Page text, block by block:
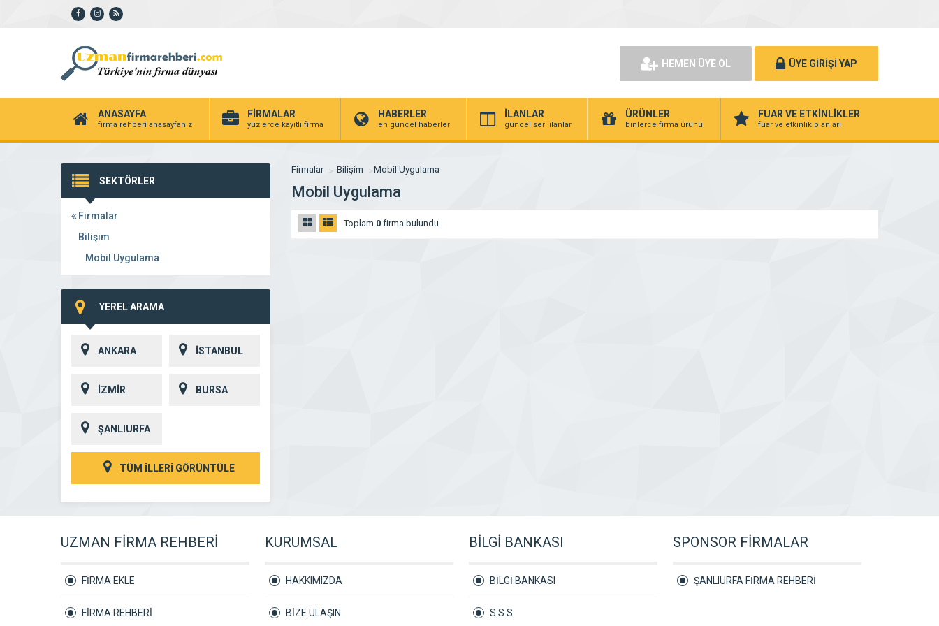
HEMEN ÜYE OL ÜYE GİRİŞİ YAP
ANASAYFA
firma rehberi anasayfanız
FİRMALAR
yüzlerce kayıtlı firma
HABERLER
en güncel haberler
İLANLAR
güncel seri ilanlar
ÜRÜNLER
binlerce firma ürünü
FUAR VE ETKİNLİKLER
fuar ve etkinlik planları
SEKTÖRLER
Firmalar
Bilişim
Mobil Uygulama
YEREL ARAMA
ANKARA İSTANBUL
İZMİR BURSA
ŞANLIURFA
TÜM İLLERİ GÖRÜNTÜLE
Firmalar Bilişim Mobil Uygulama
Mobil Uygulama
Toplam 0 firma bulundu.
UZMAN FİRMA REHBERİ
FİRMA EKLE
FİRMA REHBERİ
KURUMSAL
HAKKIMIZDA
BİZE ULAŞIN
BİLGİ BANKASI
BİLGİ BANKASI
S.S.S.
SPONSOR FİRMALAR
ŞANLIURFA FİRMA REHBERİ